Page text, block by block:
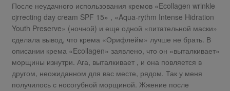
После неудачного использования кремов «Ecollagen wrinkle
cjrrecting day cream SPF 15» , «Aqua-rythm Intense Hidration
Youth Preserve» (ночной) и еще одной «питательной маски»
сделала вывод, что крема «Орифлейм» лучше не брать. В
описании крема «Ecollagen» заявлено, что он «выталкивает»
морщины изнутри. Ага, выталкивает , и она повляется в
другом, неожиданном для вас месте, рядом. Так у меня
получилось с носогубной морщиной. Жжение после